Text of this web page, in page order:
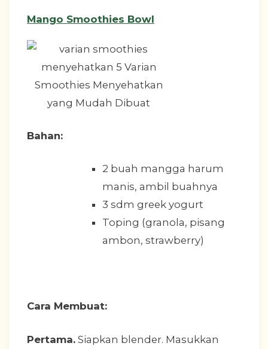
Mango Smoothies Bowl
Bahan:
2 buah mangga harum
manis, ambil buahnya
3 sdm greek yogurt
Toping (granola, pisang
ambon, strawberry)
Cara Membuat:
Pertama. Siapkan blender. Masukkan